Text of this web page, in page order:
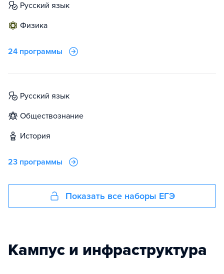
русский язык
физика
24 программы
русский язык
обществознание
история
23 программы
Показать все наборы ЕГЭ
Кампус и инфраструктура